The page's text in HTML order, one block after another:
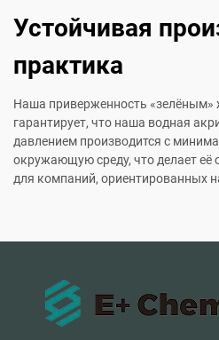
Устойчивая
практика
Наша приверженность «зелёным»
гарантирует, что наша водная
давлением производится с
окружающую среду, что делает
для компаний, ориентированных